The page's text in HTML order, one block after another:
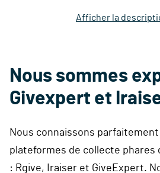
Afficher la
Nous sommes
Givexpert et
Nous connaissons
plateformes de collecte phares
: Rgive, Iraiser et GiveExpert.